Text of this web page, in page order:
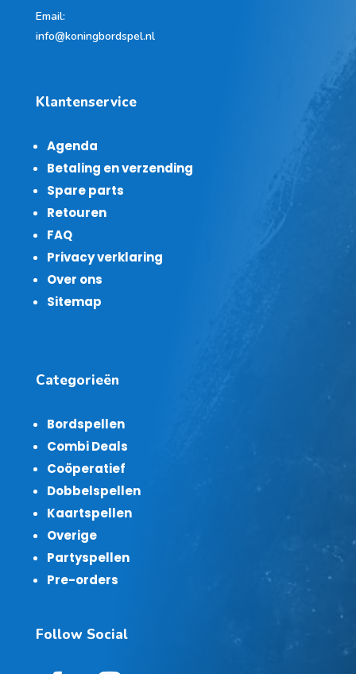
Email:
info@koningbordspel.nl
Klantenservice
Agenda
Betaling en verzending
Spare parts
Retouren
FAQ
Privacy verklaring
Over ons
Sitemap
Categorieën
Bordspellen
Combi Deals
Coöperatief
Dobbelspellen
Kaartspellen
Overige
Partyspellen
Pre-orders
Follow Social